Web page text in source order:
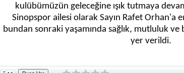
kulübümüzün geleceğine ışık tutmaya
Sinopspor ailesi olarak Sayın Rafet Orhan'a
bundan sonraki yaşamında sağlık, mutluluk
yer verildi.